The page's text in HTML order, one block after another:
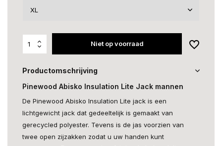
Niet op voorraad
Productomschrijving
Pinewood Abisko Insulation Lite Jack mannen
De Pinewood Abisko Insulation Lite jack is een
lichtgewicht jack dat gedeeltelijk is gemaakt van
gerecycled polyester. Tevens is de jas voorzien van
twee open zijzakken zodat u uw handen kunt